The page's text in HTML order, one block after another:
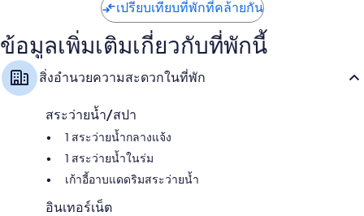
เปรียบเทียบที่พักที่คล้ายกัน
ข้อมูลเพิ่มเติมเกี่ยวกับที่พักนี้
สิ่งอำนวยความสะดวกในที่พัก
สระว่ายน้ำ/สปา
1 สระว่ายน้ำกลางแจ้ง
1 สระว่ายน้ำในร่ม
เก้าอี้อาบแดดริมสระว่ายน้ำ
อินเทอร์เน็ต